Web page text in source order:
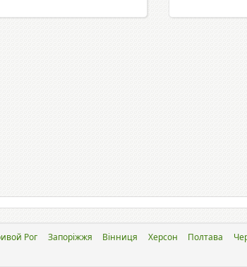
Рог Запоріжжя Вінниця Херсон Полтава